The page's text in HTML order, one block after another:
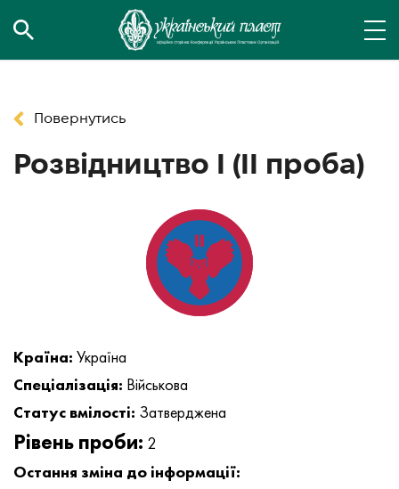
Повернутись
Розвідництво І (ІІ проба)
Країна: Україна
Спеціалізація: Військова
Статус вмілості: Затверджена
Рівень проби: 2
Остання зміна до інформації: